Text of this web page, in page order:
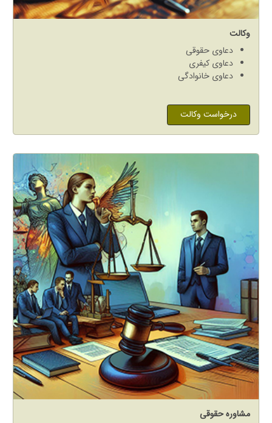
وکالت
دعاوی حقوقی
دعاوی کیفری
دعاوی خانوادگی
درخواست وکالت
مشاوره حقوقی